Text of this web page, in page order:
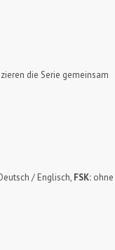
die Serie gemeinsam
/ Englisch, FSK: ohne